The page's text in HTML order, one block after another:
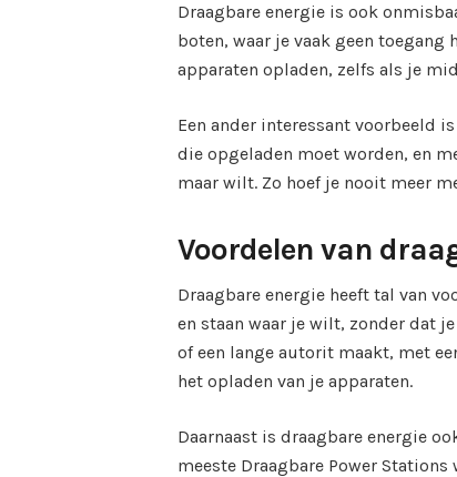
Draagbare energie is ook
boten, waar je vaak geen
apparaten opladen, zelfs als je
Een ander interessant voorbeeld
die opgeladen moet worden, en
maar wilt. Zo hoef je nooit meer
Voordelen van
Draagbare energie heeft tal van
en staan waar je wilt, zonder dat
of een lange autorit maakt, met
het opladen van je apparaten.
Daarnaast is draagbare energie
meeste Draagbare Power